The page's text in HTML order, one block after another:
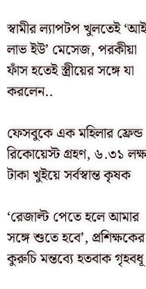
স্বামীর ল্যাপটপ খুলতেই ‘আই
লাভ ইউ’ মেসেজ, পরকীয়া
ফাঁস হতেই স্ত্রীয়ের সঙ্গে যা
করলেন..
ফেসবুকে এক মহিলার ফ্রেন্ড
রিকোয়েস্ট গ্রহণ, ৬.৩১ লক্ষ
টাকা খুইয়ে সর্বস্বান্ত কৃষক
‘রেজাল্ট পেতে হলে আমার
সঙ্গে শুতে হবে’, প্রশিক্ষকের
কুরুচি মন্তব্যে হতবাক গৃহবধূ